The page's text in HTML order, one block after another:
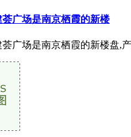
广场是南京栖霞的新楼
广场是南京栖霞的新楼盘,